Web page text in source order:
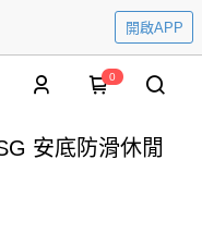
開啟APP
0
安底防滑休閒